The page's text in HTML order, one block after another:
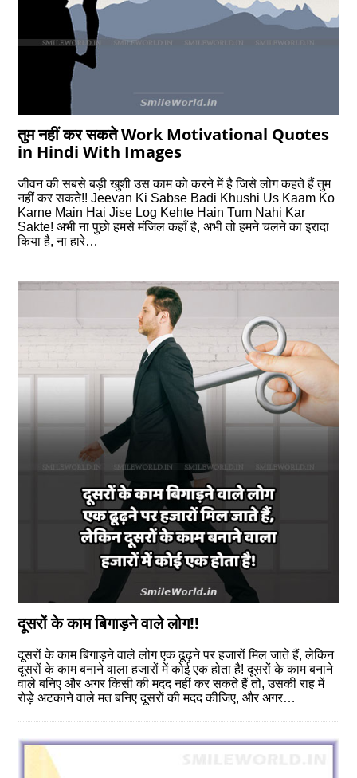
तुम नहीं कर सकते Work Motivational Quotes
in Hindi With Images
जीवन की सबसे बड़ी खुशी उस काम को करने में है जिसे लोग कहते हैं तुम
नहीं कर सकते!! Jeevan Ki Sabse Badi Khushi Us Kaam Ko
Karne Main Hai Jise Log Kehte Hain Tum Nahi Kar
Sakte! अभी ना पुछो हमसे मंजिल कहाँ है, अभी तो हमने चलने का इरादा
किया है, ना हारे…
दूसरों के काम बिगाड़ने वाले लोग!!
दूसरों के काम बिगाड़ने वाले लोग एक ढूढ़ने पर हजारों मिल जाते हैं, लेकिन
दूसरों के काम बनाने वाला हजारों में कोई एक होता है! दूसरों के काम बनाने
वाले बनिए और अगर किसी की मदद नहीं कर सकते हैं तो, उसकी राह में
रोड़े अटकाने वाले मत बनिए दूसरों की मदद कीजिए, और अगर…